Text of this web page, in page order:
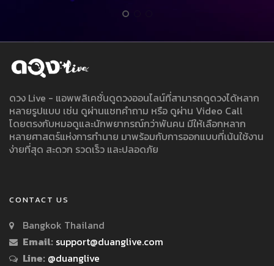
ดวง Live - แอพพลิเคชั่นดูดวงออนไลน์ที่สามารถดูดวงได้หลาก
หลายรูปแบบ เช่น ดูผ่านแชทคำถาม หรือ ดูผ่าน Video Call
โดยตรงกับหมอดูและนักพยากรณ์กว่าพันคน มีให้เลือกหลาก
หลายศาสตร์แห่งการทำนาย มาพร้อมกับการออกแบบที่เน้นใช้งาน
ง่ายที่สุด สะดวก รวดเร็ว และปลอดภัย
CONTACT US
Bangkok Thailand
Email: support@duanglive.com
Line: @duanglive